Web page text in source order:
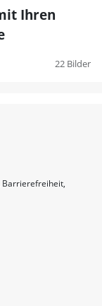
Ihren
22 Bilder
Barrierefreiheit